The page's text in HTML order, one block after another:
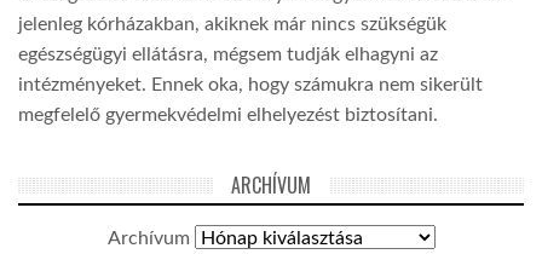
jelenleg kórházakban, akiknek már nincs szükségük
egészségügyi ellátásra, mégsem tudják elhagyni az
intézményeket. Ennek oka, hogy számukra nem sikerült
megfelelő gyermekvédelmi elhelyezést biztosítani.
ARCHÍVUM
Archívum